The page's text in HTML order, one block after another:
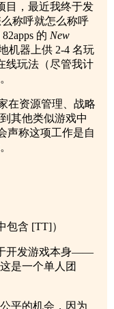
目，最近我终于发
称呼就怎么称呼
的 New
机器上供 2-4 名玩
线玩法（尽管我计
在资源管理、战略
其他类似游戏中
声称这项工作是自
包含 [TT]）
开发游戏本身——
是一个单人团
平的机会，因为